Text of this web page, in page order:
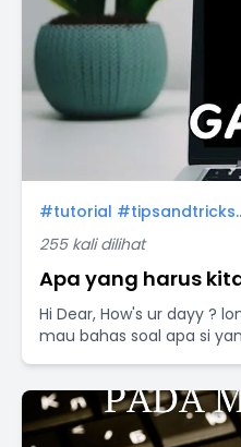
#tutorial
255 kali dilihat
Apa yang harus
Hi Dear, How's ur dayy ?
mau bahas soal apa si